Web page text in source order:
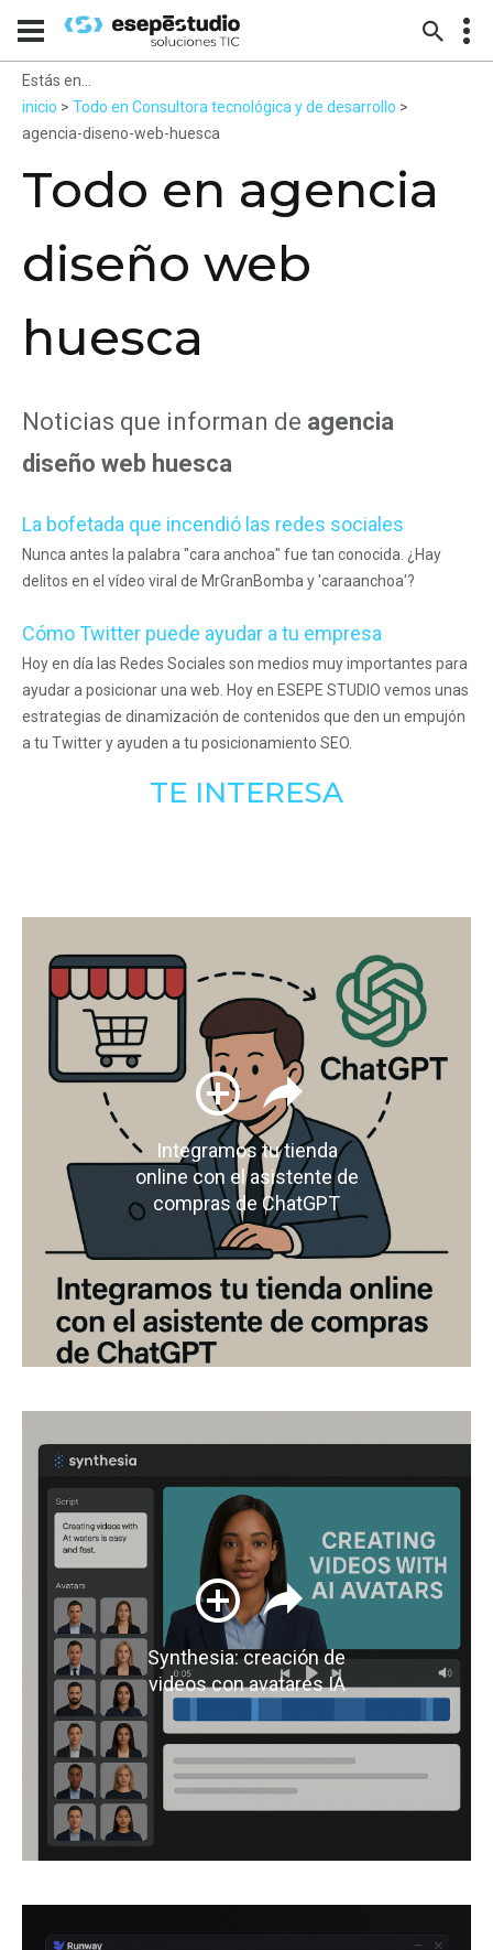
Estás en...
inicio > Todo en Consultora tecnológica y de desarrollo >
agencia-diseno-web-huesca
Todo en agencia
diseño web
huesca
Noticias que informan de agencia
diseño web huesca
La bofetada que incendió las redes sociales
Nunca antes la palabra "cara anchoa" fue tan conocida. ¿Hay
delitos en el vídeo viral de MrGranBomba y 'caraanchoa'?
Cómo Twitter puede ayudar a tu empresa
Hoy en día las Redes Sociales son medios muy importantes para
ayudar a posicionar una web. Hoy en ESEPE STUDIO vemos unas
estrategias de dinamización de contenidos que den un empujón
a tu Twitter y ayuden a tu posicionamiento SEO.
TE INTERESA
Integramos tu tienda
online con el asistente de
compras de ChatGPT
Synthesia: creación de
videos con avatares IA